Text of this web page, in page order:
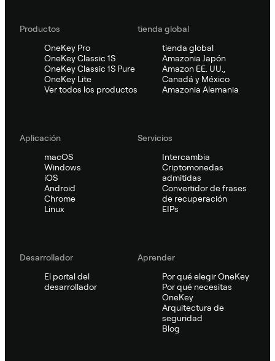
Productos
OneKey Pro
OneKey Classic 1S
OneKey Classic 1S Pure
OneKey Lite
Ver todos los productos
tienda global
tienda global
Amazonia Japón
Amazon EE. UU.,
Canadá y México
Amazonia Alemania
Aplicación
macOS
Windows
iOS
Android
Chrome
Linux
Servicios
Intercambia
Criptomonedas
admitidas
Convertidor de frases
de recuperación
EIPs
Desarrollador
El portal del
desarrollador
Aprender
Por qué elegir OneKey
Por qué necesitas
OneKey
Arquitectura de
seguridad
Blog